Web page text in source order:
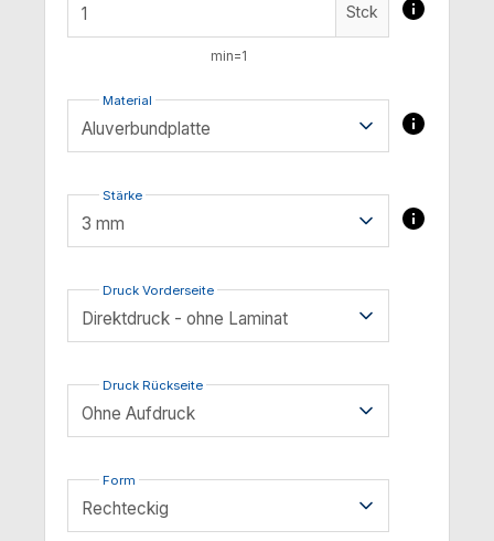
Stck
min=1
Material
Stärke
Druck Vorderseite
Druck Rückseite
Form